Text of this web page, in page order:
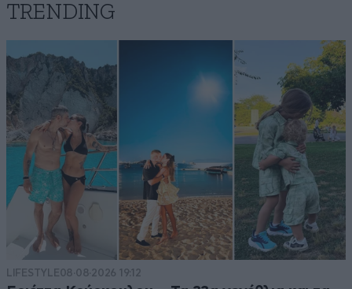
TRENDING
LIFESTYLE08·08·2026 19:12